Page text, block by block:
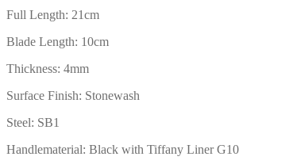
Full Length: 21cm
Blade Length: 10cm
Thickness: 4mm
Surface Finish: Stonewash
Steel: SB1
Handlematerial: Black with Tiffany Liner G10